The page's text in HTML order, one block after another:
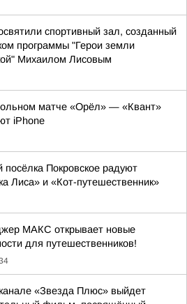
спортивный зал, созданный
программы "Герои земли
Михаилом Лисовым
матче «Орёл» — «Квант»
iPhone
Покровское радуют
Лиса» и «Кот-путешественник»
МАКС открывает новые
для путешественников!
«Звезда Плюс» выйдет